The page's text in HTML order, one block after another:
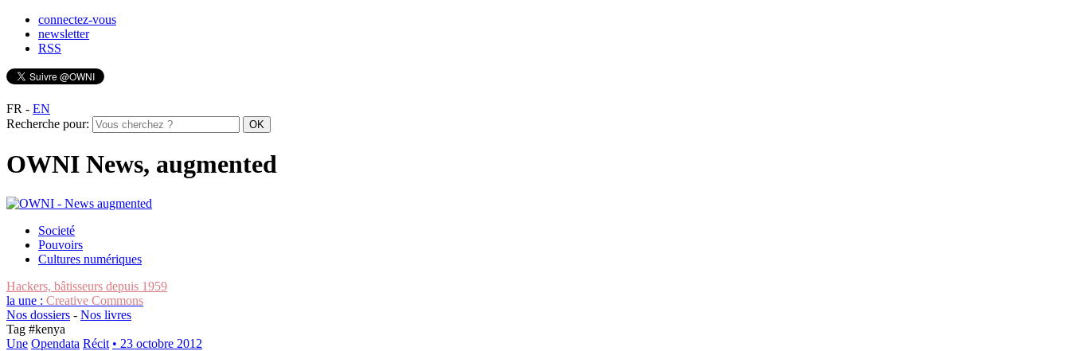
connectez-vous
newsletter
RSS
FR - EN
Recherche pour:
OWNI News, augmented
Societé
Pouvoirs
Cultures numériques
Hackers, bâtisseurs depuis 1959
la une : Creative Commons
Nos dossiers - Nos livres
Tag #kenya
Une Opendata Récit • 23 octobre 2012